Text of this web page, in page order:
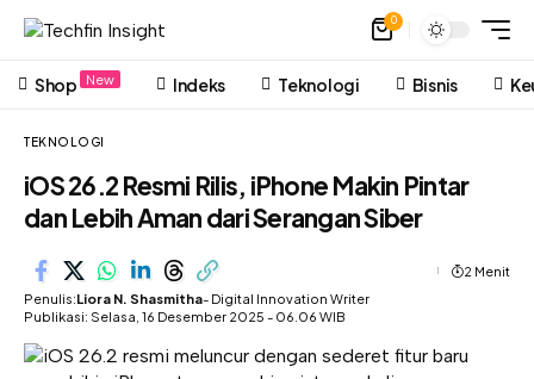
0
Shop New Indeks Teknologi Bisnis
TEKNOLOGI
iOS 26.2 Resmi Rilis, iPhone Makin Pintar
dan Lebih Aman dari Serangan Siber
Penulis:Liora N. Shasmitha- Digital Innovation Writer
Publikasi: Selasa, 16 Desember 2025 - 06.06 WIB
2 Menit